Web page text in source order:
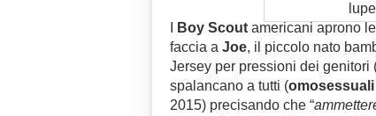
Boy Scout americani aprono
faccia a Joe, il piccolo nato
Jersey per pressioni dei
spalancano a tutti (
2015) precisando che “